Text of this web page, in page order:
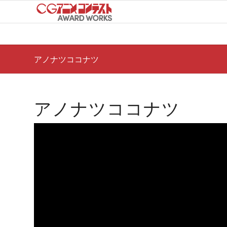
アノナツココナツ
アノナツココナツ